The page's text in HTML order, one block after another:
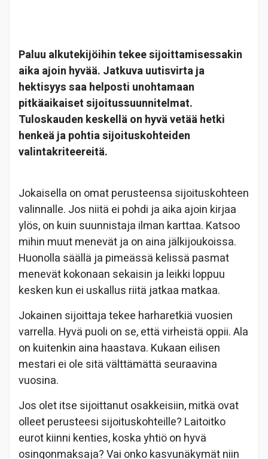
Paluu alkutekijöihin tekee sijoittamisessakin
aika ajoin hyvää. Jatkuva uutisvirta ja
hektisyys saa helposti unohtamaan
pitkäaikaiset sijoitussuunnitelmat.
Tuloskauden keskellä on hyvä vetää hetki
henkeä ja pohtia sijoituskohteiden
valintakriteereitä.
Jokaisella on omat perusteensa sijoituskohteen
valinnalle. Jos niitä ei pohdi ja aika ajoin kirjaa
ylös, on kuin suunnistaja ilman karttaa. Katsoo
mihin muut menevät ja on aina jälkijoukoissa.
Huonolla säällä ja pimeässä kelissä pasmat
menevät kokonaan sekaisin ja leikki loppuu
kesken kun ei uskallus riitä jatkaa matkaa.
Jokainen sijoittaja tekee harharetkiä vuosien
varrella. Hyvä puoli on se, että virheistä oppii. Ala
on kuitenkin aina haastava. Kukaan eilisen
mestari ei ole sitä välttämättä seuraavina
vuosina.
Jos olet itse sijoittanut osakkeisiin, mitkä ovat
olleet perusteesi sijoituskohteille? Laitoitko
eurot kiinni kenties, koska yhtiö on hyvä
osingonmaksaja? Vai onko kasvunäkymät niin